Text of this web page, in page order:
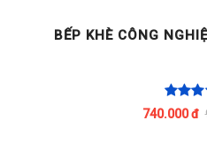
BẾP KHÈ CÔNG
740.000 đ